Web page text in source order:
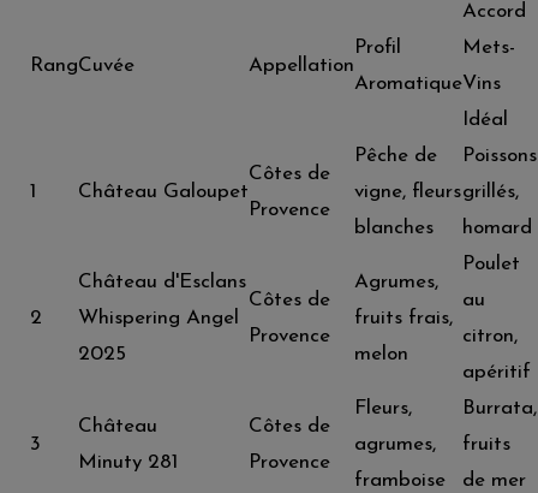
RangCuvée Appellation
Profil
Aromatique
Accord
Mets-
Vins
Idéal
1 Château Galoupet
Côtes de
Provence
Pêche de
vigne, fleurs
blanches
Poissons
grillés,
homard
2
Château d'Esclans
Whispering Angel
2025
Côtes de
Provence
Agrumes,
fruits frais,
melon
Poulet
au
citron,
apéritif
3
Château
Minuty 281
Côtes de
Provence
Fleurs,
agrumes,
framboise
Burrata,
fruits
de mer